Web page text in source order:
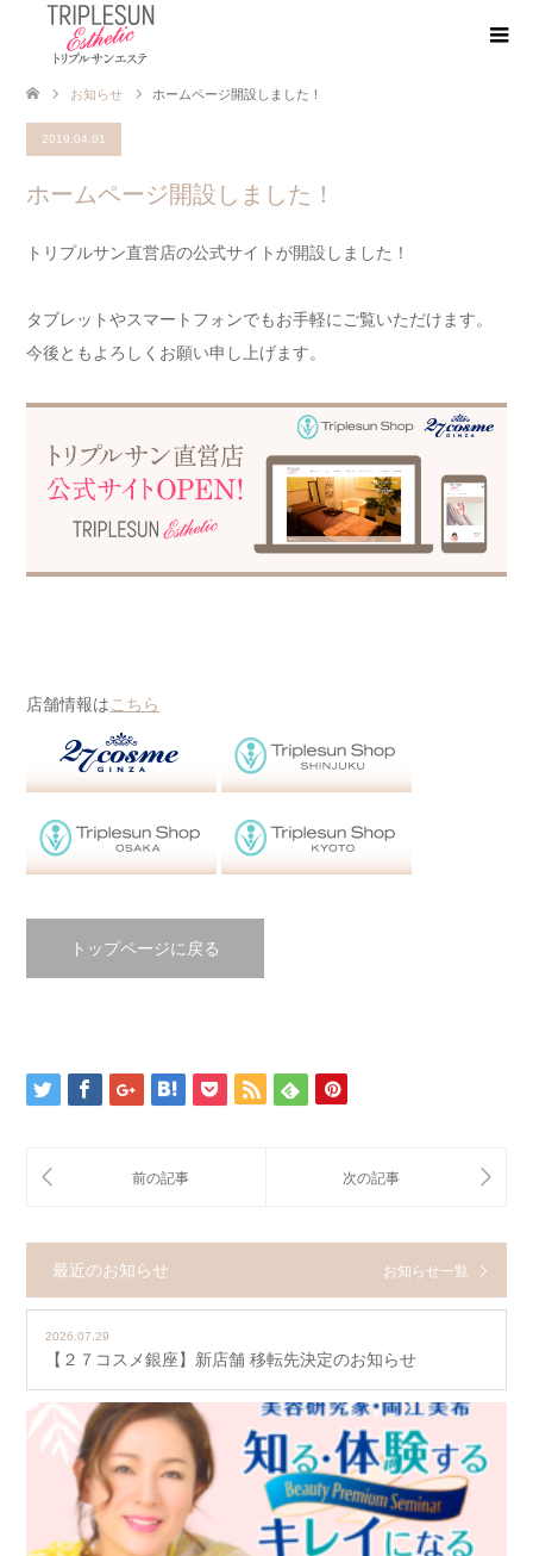
お知らせ ホームページ開設しました！
2019.04.01
ホームページ開設しました！
トリプルサン直営店の公式サイトが開設しました！
タブレットやスマートフォンでもお手軽にご覧いただけます。
今後ともよろしくお願い申し上げます。
店舗情報は こちら
トップページに戻る
最近のお知らせ お知らせ一覧
2026.07.29
【２７コスメ銀座】新店舗 移転先決定のお知らせ